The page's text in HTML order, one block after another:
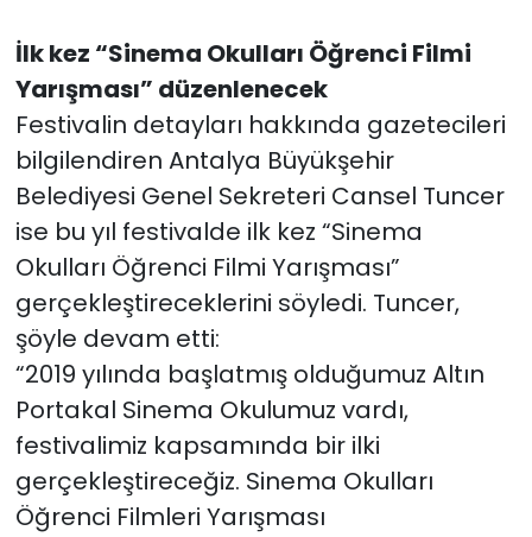
İlk kez “Sinema Okulları Öğrenci Filmi
Yarışması” düzenlenecek
Festivalin detayları hakkında gazetecileri
bilgilendiren Antalya Büyükşehir
Belediyesi Genel Sekreteri Cansel Tuncer
ise bu yıl festivalde ilk kez “Sinema
Okulları Öğrenci Filmi Yarışması”
gerçekleştireceklerini söyledi. Tuncer,
şöyle devam etti:
“2019 yılında başlatmış olduğumuz Altın
Portakal Sinema Okulumuz vardı,
festivalimiz kapsamında bir ilki
gerçekleştireceğiz. Sinema Okulları
Öğrenci Filmleri Yarışması